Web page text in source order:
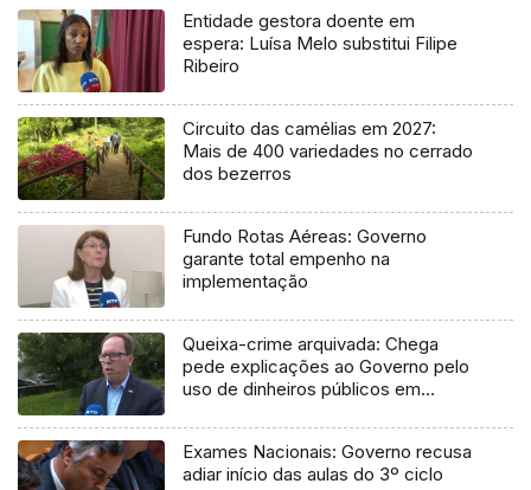
Entidade gestora doente em
espera: Luísa Melo substitui Filipe
Ribeiro
Circuito das camélias em 2027:
Mais de 400 variedades no cerrado
dos bezerros
Fundo Rotas Aéreas: Governo
garante total empenho na
implementação
Queixa-crime arquivada: Chega
pede explicações ao Governo pelo
uso de dinheiros públicos em
Exames Nacionais: Governo recusa
adiar início das aulas do 3º ciclo